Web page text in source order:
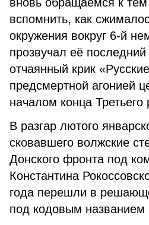
вспомнить, как
окружения вокруг 6-й
прозвучал её последний
отчаянный крик
предсмертной агонией
началом конца Третьего
В разгар лютого
сковавшего волжские
Донского фронта под
Константина
года перешли в
под кодовым названием